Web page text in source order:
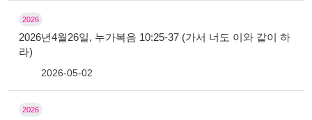
2026
2026년4월26일, 누가복음 10:25-37 (가서 너도 이와 같이 하
라)
2026-05-02
2026